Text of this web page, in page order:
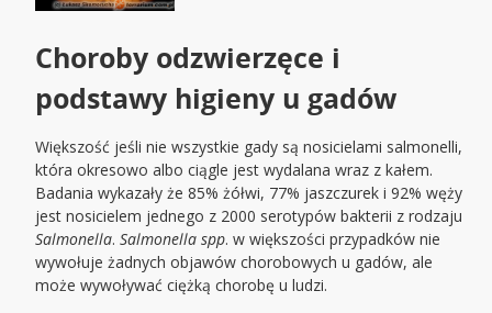
Choroby odzwierzęce i
podstawy higieny u gadów
Większość jeśli nie wszystkie gady są nosicielami salmonelli,
która okresowo albo ciągle jest wydalana wraz z kałem.
Badania wykazały że 85% żółwi, 77% jaszczurek i 92% węży
jest nosicielem jednego z 2000 serotypów bakterii z rodzaju
Salmonella.Salmonella spp. w większości przypadków nie
wywołuje żadnych objawów chorobowych u gadów, ale
może wywoływać ciężką chorobę u ludzi.